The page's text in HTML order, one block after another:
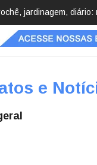
registra 84,2 mil
e